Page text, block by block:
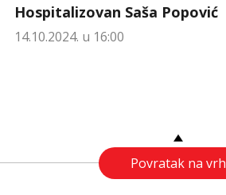
Hospitalizovan Saša Popović
14.10.2024. u 16:00
Povratak na vrh